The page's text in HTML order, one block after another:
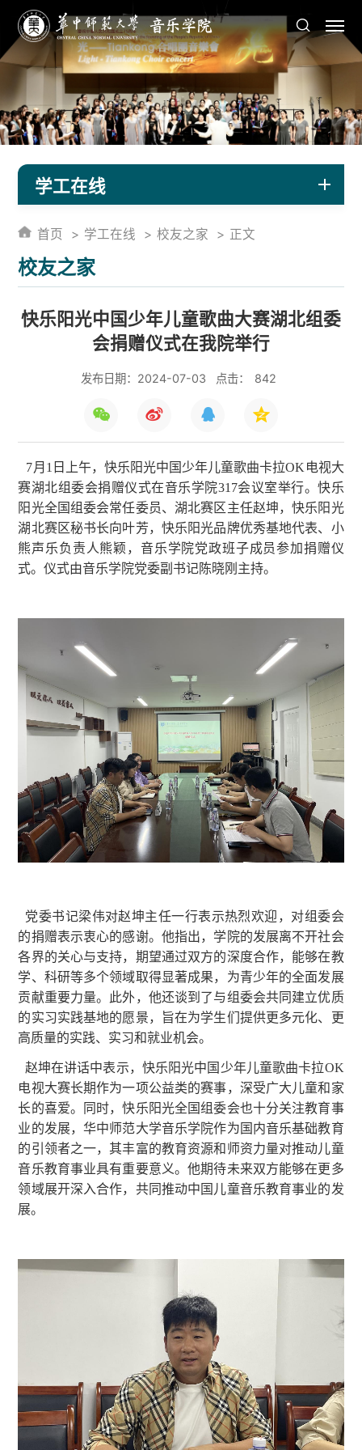
学工在线
校友之家
首页 学工在线 校友之家 正文
快乐阳光中国少年儿童歌曲大赛湖北组委
会捐赠仪式在我院举行
发布日期：2024-07-03 点击： 842
7月1日上午，快乐阳光中国少年儿童歌曲卡拉OK电视大
赛湖北组委会捐赠仪式在音乐学院317会议室举行。快乐
阳光全国组委会常任委员、湖北赛区主任赵坤，快乐阳光
湖北赛区秘书长向叶芳，快乐阳光品牌优秀基地代表、小
熊声乐负责人熊颖，音乐学院党政班子成员参加捐赠仪
式。仪式由音乐学院党委副书记陈晓刚主持。
党委书记梁伟对赵坤主任一行表示热烈欢迎，对组委会
的捐赠表示衷心的感谢。他指出，学院的发展离不开社会
各界的关心与支持，期望通过双方的深度合作，能够在教
学、科研等多个领域取得显著成果，为青少年的全面发展
贡献重要力量。此外，他还谈到了与组委会共同建立优质
的实习实践基地的愿景，旨在为学生们提供更多元化、更
高质量的实践、实习和就业机会。
赵坤在讲话中表示，快乐阳光中国少年儿童歌曲卡拉OK
电视大赛长期作为一项公益类的赛事，深受广大儿童和家
长的喜爱。同时，快乐阳光全国组委会也十分关注教育事
业的发展，华中师范大学音乐学院作为国内音乐基础教育
的引领者之一，其丰富的教育资源和师资力量对推动儿童
音乐教育事业具有重要意义。他期待未来双方能够在更多
领域展开深入合作，共同推动中国儿童音乐教育事业的发
展。